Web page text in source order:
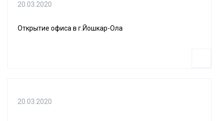
20.03.2020
Открытие офиса в г.Йошкар-Ола
20.03.2020